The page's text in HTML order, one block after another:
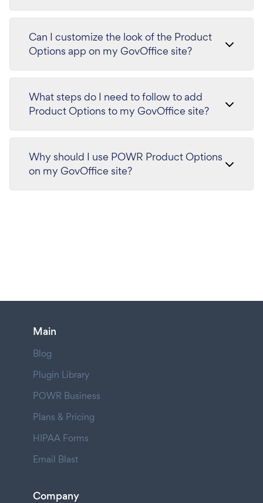
Can I customize the look of the Product
Options app on my GovOffice site?
What steps do I need to follow to add
Product Options to my GovOffice site?
Why should I use POWR Product Options
on my GovOffice site?
Main
Blog
Plugin Library
POWR Business
Plans & Pricing
HIPAA Forms
Email Blast
Company